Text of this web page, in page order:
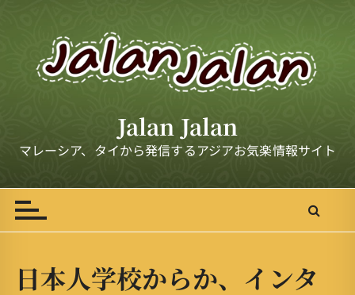
t
n
Jalan Jalan
マレーシア、タイから発信するアジアお気楽情報サイト
日本人学校からか、インタ